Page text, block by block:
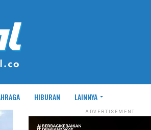
HIBURAN LAINNYA
ADVERTISEMENT